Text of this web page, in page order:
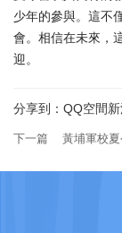
少年的參與。這不
會。相信在未來，
迎。
分享到： QQ空間
下一篇 黃埔軍校